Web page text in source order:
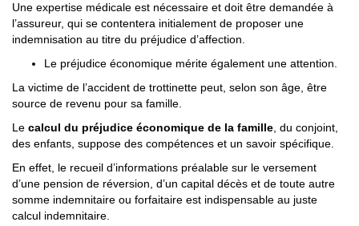
Une expertise médicale est nécessaire et doit être demandée à
l’assureur, qui se contentera initialement de proposer une
indemnisation au titre du préjudice d’affection.
Le préjudice économique mérite également une attention.
La victime de l’accident de trottinette peut, selon son âge, être
source de revenu pour sa famille.
Le calcul du préjudice économique de la famille , du conjoint,
des enfants, suppose des compétences et un savoir spécifique.
En effet, le recueil d’informations préalable sur le versement
d’une pension de réversion, d’un capital décès et de toute autre
somme indemnitaire ou forfaitaire est indispensable au juste
calcul indemnitaire.